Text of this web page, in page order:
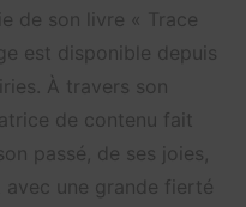
de son livre « Trace
est disponible depuis
À travers son
de contenu fait
passé, de ses joies,
avec une grande fierté